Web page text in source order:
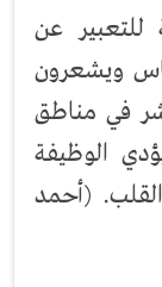
عن
ويشعرون
في مناطق
الوظيفة
(أحمد